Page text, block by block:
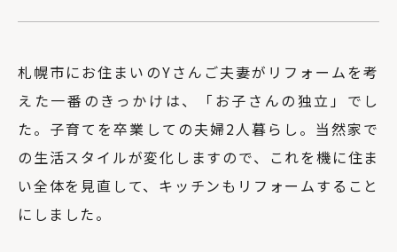
札幌市にお住まいのYさんご夫妻がリフォームを考
えた一番のきっかけは、「お子さんの独立」でし
た。子育てを卒業しての夫婦2人暮らし。当然家で
の生活スタイルが変化しますので、これを機に住ま
い全体を見直して、キッチンもリフォームすること
にしました。